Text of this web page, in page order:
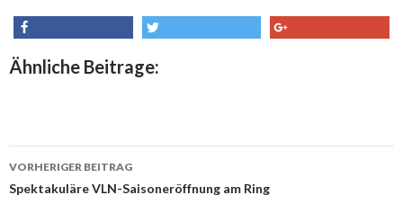
share
Ähnliche Beitrage:
Beitrags-
VORHERIGER BEITRAG
Spektakuläre VLN-Saisoneröffnung am Ring